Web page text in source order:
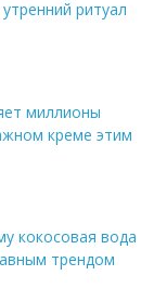
ритуал
миллионы
креме этим
кокосовая вода
трендом